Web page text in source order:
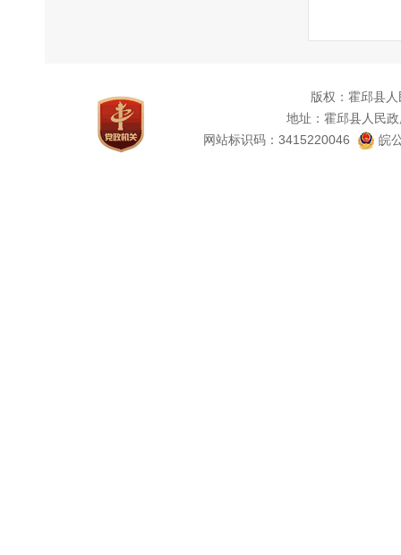
版权：霍邱县
地址：霍邱县人民
网站标识码：3415220046
皖